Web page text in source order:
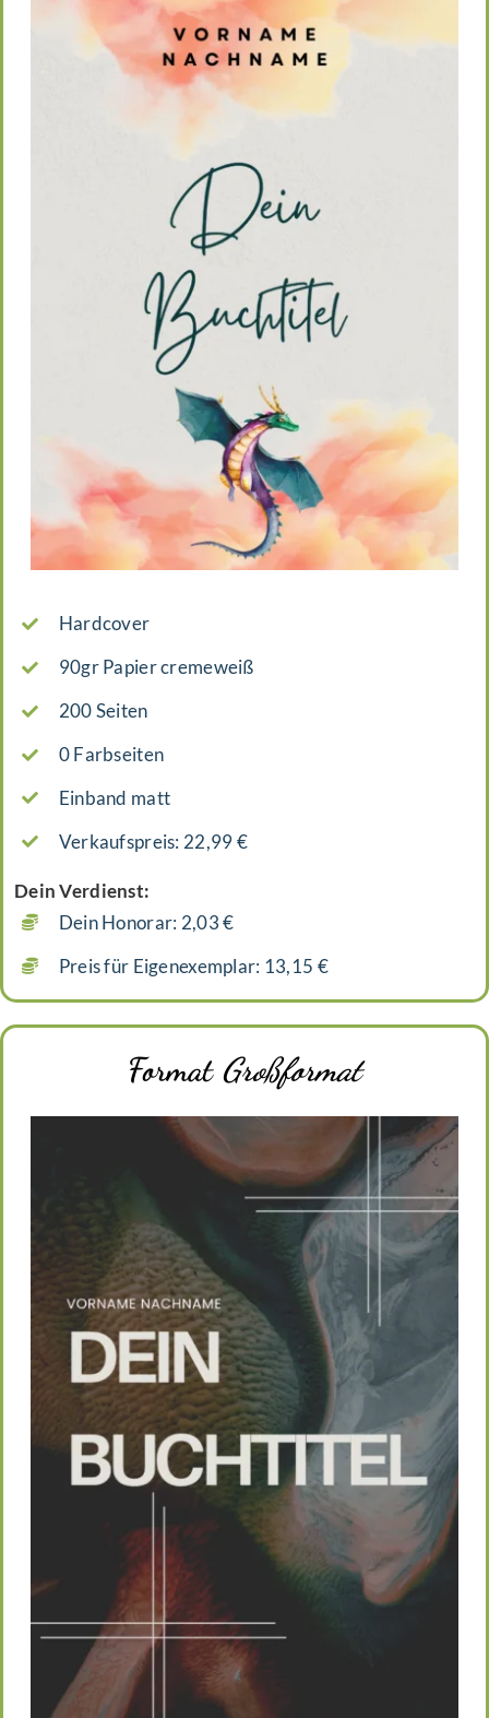
Hardcover
90gr Papier cremeweiß
200 Seiten
0 Farbseiten
Einband matt
Verkaufspreis: 22,99 €
Dein Verdienst:
Dein Honorar: 2,03 €
Preis für Eigenexemplar: 13,15 €
Format Großformat